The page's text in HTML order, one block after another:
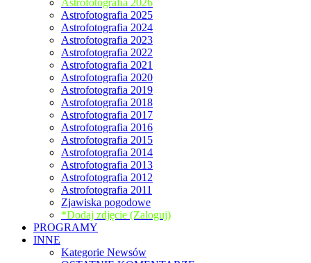
Astrofotografia 2026
Astrofotografia 2025
Astrofotografia 2024
Astrofotografia 2023
Astrofotografia 2022
Astrofotografia 2021
Astrofotografia 2020
Astrofotografia 2019
Astrofotografia 2018
Astrofotografia 2017
Astrofotografia 2016
Astrofotografia 2015
Astrofotografia 2014
Astrofotografia 2013
Astrofotografia 2012
Astrofotografia 2011
Zjawiska pogodowe
*Dodaj zdjęcie (Zaloguj)
PROGRAMY
INNE
Kategorie Newsów